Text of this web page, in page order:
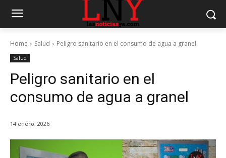
Home Salud Peligro sanitario en el consumo de agua a granel
Salud
Peligro sanitario en el
consumo de agua a granel
14 enero, 2026